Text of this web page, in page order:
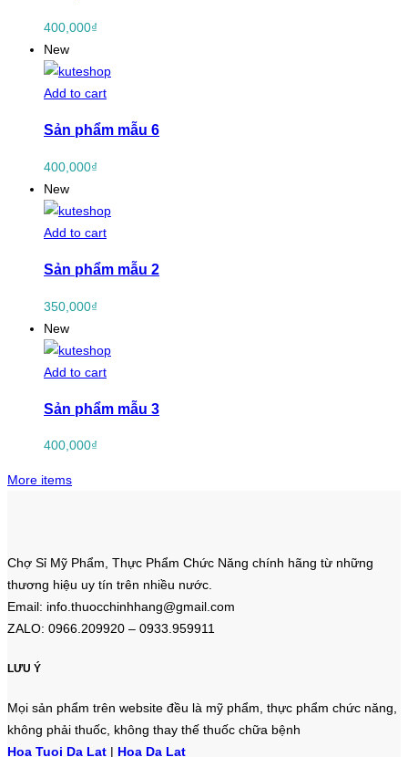
400,000₫
New
Add to cart
Sản phẩm mẫu 6
400,000₫
New
Add to cart
Sản phẩm mẫu 2
350,000₫
New
Add to cart
Sản phẩm mẫu 3
400,000₫
More items
Chợ Sỉ Mỹ Phẩm, Thực Phẩm Chức Năng chính hãng từ những
thương hiệu uy tín trên nhiều nước.
Email: info.thuocchinhhang@gmail.com
ZALO: 0966.209920 – 0933.959911
LƯU Ý
Mọi sản phẩm trên website đều là mỹ phẩm, thực phẩm chức năng,
không phải thuốc, không thay thế thuốc chữa bệnh
Hoa Tuoi Da Lat | Hoa Da Lat